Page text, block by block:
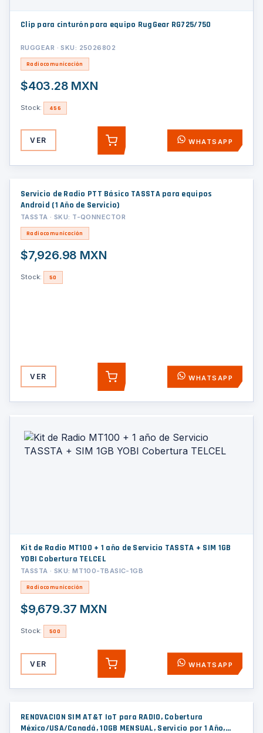
Clip para cinturón para equipo RugGear RG725/750
RUGGEAR · SKU: 25026802
Radiocomunicación
$403.28 MXN
Stock: 456
VER AGREGAR WHATSAPP
Servicio de Radio PTT Básico TASSTA para equipos
Android (1 Año de Servicio)
TASSTA · SKU: T-QONNECTOR
Radiocomunicación
$7,926.98 MXN
Stock: 50
VER AGREGAR WHATSAPP
Kit de Radio MT100 + 1 año de Servicio TASSTA + SIM 1GB
YOBI Cobertura TELCEL
TASSTA · SKU: MT100-TBASIC-1GB
Radiocomunicación
$9,679.37 MXN
Stock: 500
VER AGREGAR WHATSAPP
RENOVACION SIM AT&T IoT para RADIO, Cobertura
México/USA/Canadá, 10GB MENSUAL, Servicio por 1 Año,